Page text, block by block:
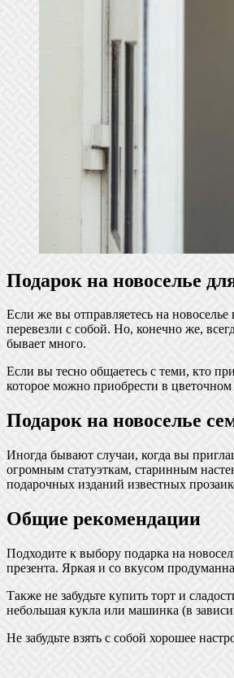
Подарок на новоселье
Если же вы отправляетесь на
перевезли с собой. Но, конечно же,
бывает много.
Если вы тесно общаетесь с теми, кто
которое можно приобрести в
Подарок на новоселье
Иногда бывают случаи, когда вы
огромным статуэткам, старинным
подарочных изданий известных
Общие рекомендации
Подходите к выбору подарка на
презента. Яркая и со вкусом
Также не забудьте купить торт и
небольшая кукла или машинка (в
Не забудьте взять с собой хорошее